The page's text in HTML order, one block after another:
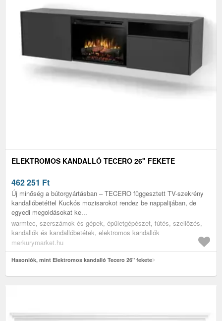
ELEKTROMOS KANDALLÓ TECERO 26" FEKETE
462 251 Ft
Új minőség a bútorgyártásban – TECERO függesztett TV-szekrény
kandallóbetéttel Kuckós mozisarokot rendez be nappalijában, de
egyedi megoldásokat ke...
warmtec, szerszámok és gépek, épületgépészet, fútés, szellőzés,
kandallók és kandallóbetétek, elektromos kandallók
merkurymarket.hu
Hasonlók, mint Elektromos kandalló Tecero 26" fekete